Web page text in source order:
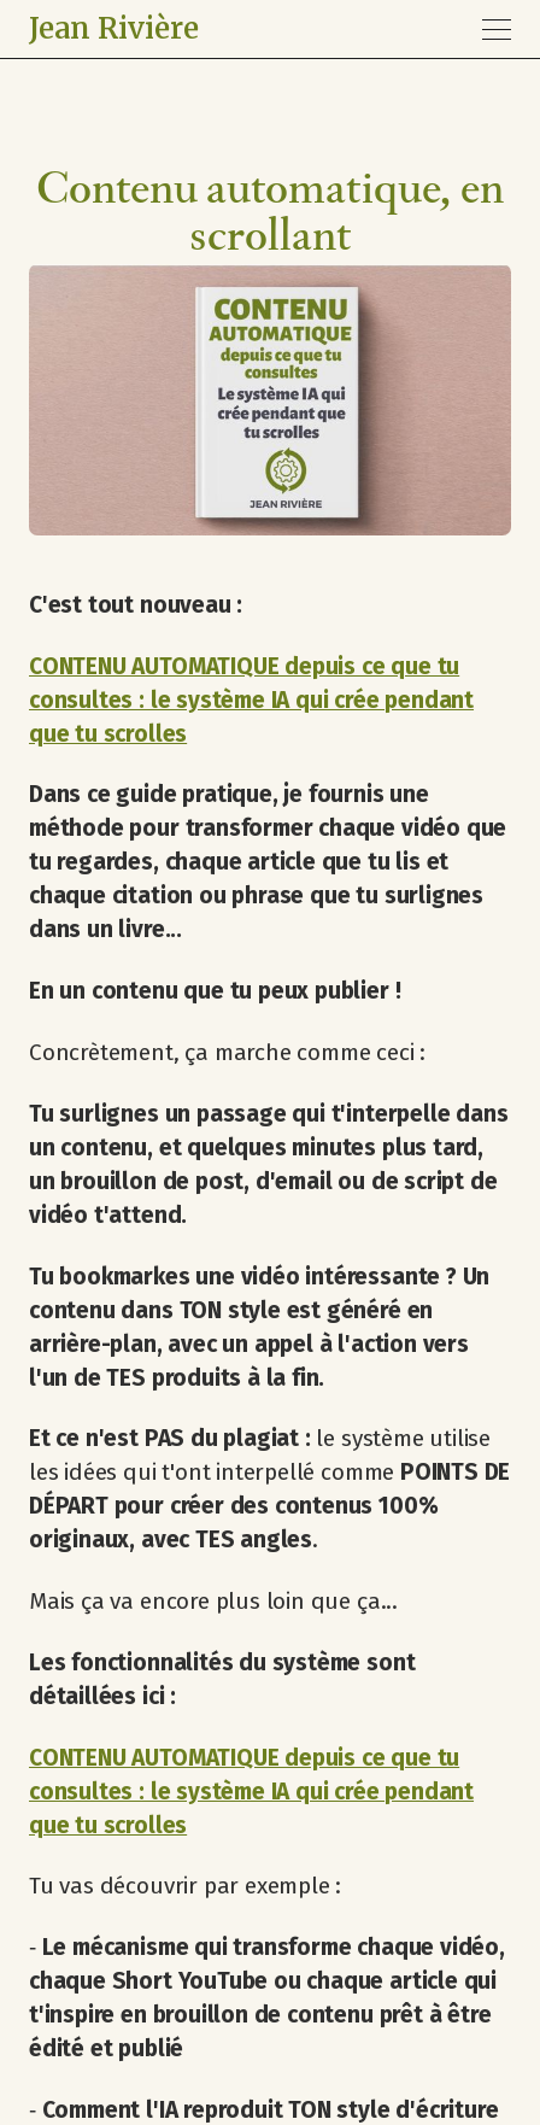
Jean Rivière
Contenu automatique, en
scrollant
C'est tout nouveau :
CONTENU AUTOMATIQUE depuis ce que tu
consultes : le système IA qui crée pendant
que tu scrolles
Dans ce guide pratique, je fournis une
méthode pour transformer chaque vidéo que
tu regardes, chaque article que tu lis et
chaque citation ou phrase que tu surlignes
dans un livre...
En un contenu que tu peux publier !
Concrètement, ça marche comme ceci :
Tu surlignes un passage qui t'interpelle dans
un contenu, et quelques minutes plus tard,
un brouillon de post, d'email ou de script de
vidéo t'attend.
Tu bookmarkes une vidéo intéressante ? Un
contenu dans TON style est généré en
arrière-plan, avec un appel à l'action vers
l'un de TES produits à la fin.
Et ce n'est PAS du plagiat : le système utilise
les idées qui t'ont interpellé comme POINTS DE
DÉPART pour créer des contenus 100%
originaux, avec TES angles.
Mais ça va encore plus loin que ça...
Les fonctionnalités du système sont
détaillées ici :
CONTENU AUTOMATIQUE depuis ce que tu
consultes : le système IA qui crée pendant
que tu scrolles
Tu vas découvrir par exemple :
‐ Le mécanisme qui transforme chaque vidéo,
chaque Short YouTube ou chaque article qui
t'inspire en brouillon de contenu prêt à être
édité et publié
‐ Comment l'IA reproduit TON style d'écriture